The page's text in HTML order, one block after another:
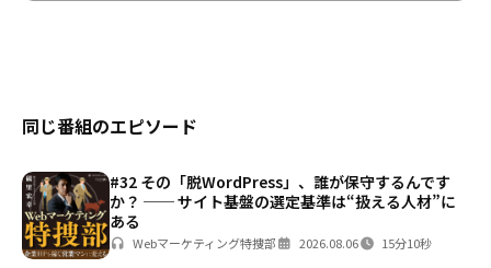
同じ番組のエピソード
#32 その「脱WordPress」、誰が保守するんです
か？ ── サイト基盤の選定基準は“扱える人材”に
ある
Webマーケティング特捜部 2026.08.06 15分10秒